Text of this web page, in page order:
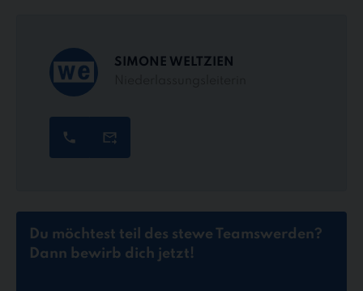
SIMONE WELTZIEN
Du möchtest teil des stewe Teamswerden?
Dann bewirb dich jetzt!